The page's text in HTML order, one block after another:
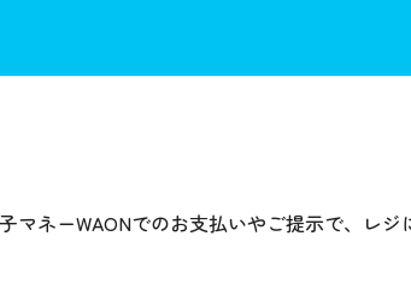
マネーWAONでのお支払いやご提示で、レジ